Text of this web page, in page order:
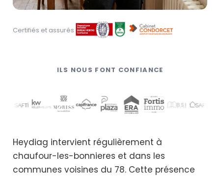
Certifiés et assurés
ILS NOUS FONT CONFIANCE
Heydiag intervient régulièrement à
chaufour-les-bonnieres et dans les
communes voisines du 78. Cette présence